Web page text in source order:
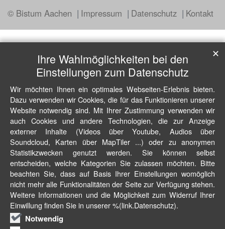
© Bistum Aachen Impressum Datenschutz Kontakt
Ihre Wahlmöglichkeiten bei den
Einstellungen zum Datenschutz
Wir möchten Ihnen ein optimales Webseiten-Erlebnis bieten.
Dazu verwenden wir Cookies, die für das Funktionieren unserer
Website notwendig sind. Mit Ihrer Zustimmung verwenden wir
auch Cookies und andere Technologien, die zur Anzeige
externer Inhalte (Videos über Youtube, Audios über
Soundcloud, Karten über MapTiler ...) oder zu anonymen
Statistikzwecken genutzt werden. Sie können selbst
entscheiden, welche Kategorien Sie zulassen möchten. Bitte
beachten Sie, dass auf Basis Ihrer Einstellungen womöglich
nicht mehr alle Funktionalitäten der Seite zur Verfügung stehen.
Weitere Informationen und die Möglichkeit zum Widerruf Ihrer
Einwillung finden Sie in unserer %(link.Datenschutz).
Notwendig
✕